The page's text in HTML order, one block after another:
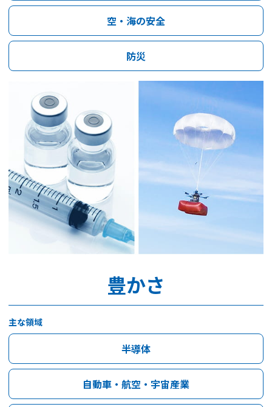
空・海の安全
防災
豊かさ
主な領域
半導体
自動車・航空・宇宙産業